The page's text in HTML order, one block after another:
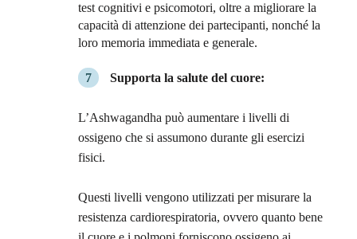
test cognitivi e psicomotori, oltre a migliorare la
capacità di attenzione dei partecipanti, nonché la
loro memoria immediata e generale.
Supporta la salute del cuore:
L’Ashwagandha può aumentare i livelli di
ossigeno che si assumono durante gli esercizi
fisici.
Questi livelli vengono utilizzati per misurare la
resistenza cardiorespiratoria, ovvero quanto bene